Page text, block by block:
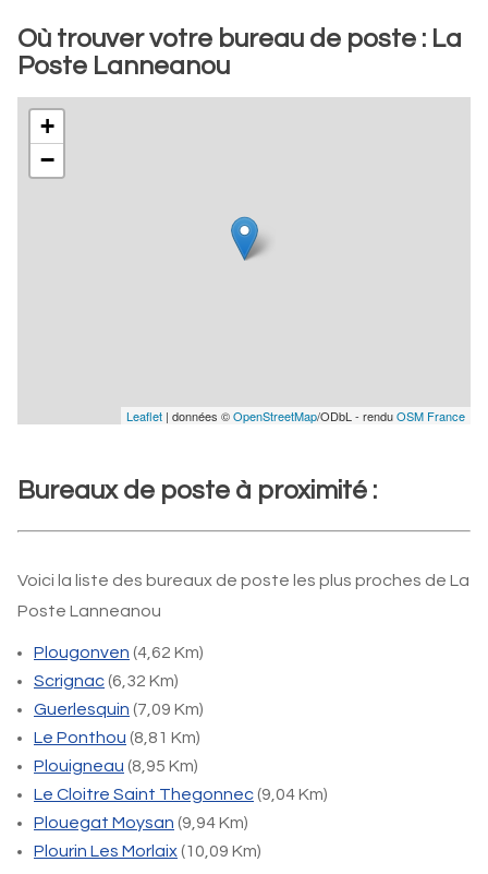
Où trouver votre bureau de poste : La
Poste Lanneanou
+
−
Leaflet | données ©OpenStreetMap/ODbL - renduOSM France
Bureaux de poste à proximité :
Voici la liste des bureaux de poste les plus proches de La
Poste Lanneanou
Plougonven (4,62 Km)
Scrignac(6,32 Km)
Guerlesquin (7,09 Km)
Le Ponthou (8,81 Km)
Plouigneau (8,95 Km)
Le Cloitre Saint Thegonnec(9,04 Km)
Plouegat Moysan (9,94 Km)
Plourin Les Morlaix(10,09 Km)